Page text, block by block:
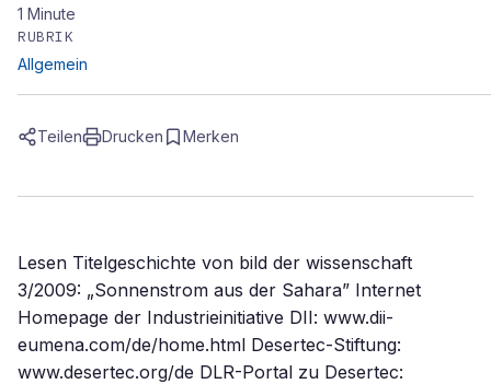
1 Minute
RUBRIK
Allgemein
Teilen Drucken Merken
Lesen Titelgeschichte von bild der wissenschaft
3/2009: „Sonnenstrom aus der Sahara” Internet
Homepage der Industrieinitiative DII: www.dii-
eumena.com/de/home.html Desertec-Stiftung:
www.desertec.org/de DLR-Portal zu Desertec: